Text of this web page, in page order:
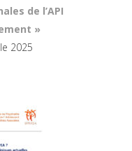
de l’API
»
2025